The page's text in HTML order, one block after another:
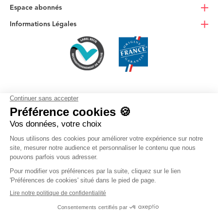
Espace abonnés
Informations Légales
4.4/5
© Next Mobiles 2026, tous droits réservés - 15, Bd Charles de Gaulle -
92715 Colombes